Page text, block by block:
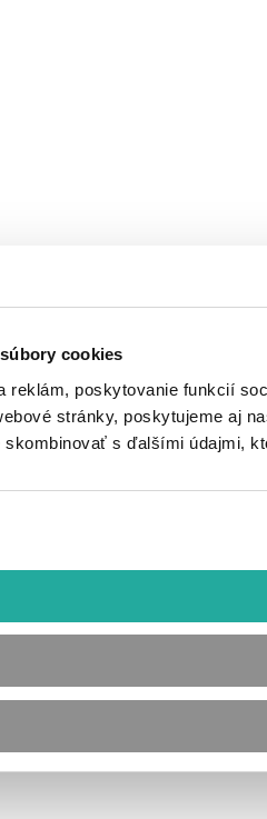
cookies
reklám, poskytovanie funkcií
stránky, poskytujeme aj
s ďalšími údajmi,